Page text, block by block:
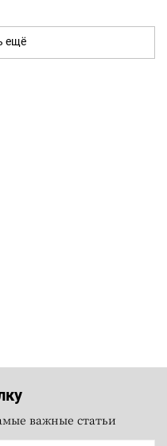
ещё
важные статьи